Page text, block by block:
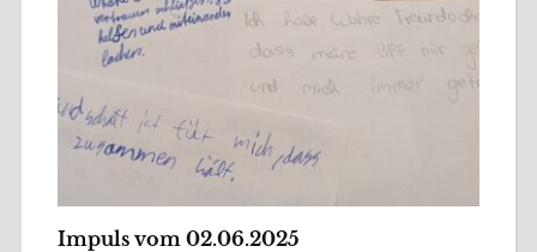
Impuls vom 02.06.2025